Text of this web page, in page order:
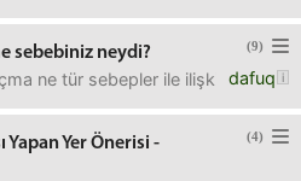
(9)
sebebiniz neydi?
dafuq
ne tür sebepler ile ilişkileriniz
(4)
Yapan Yer Önerisi -